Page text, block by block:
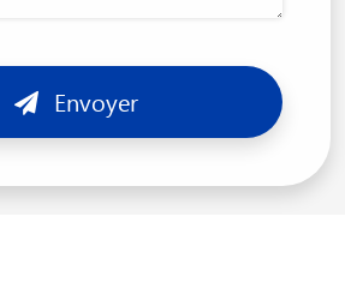
Envoyer